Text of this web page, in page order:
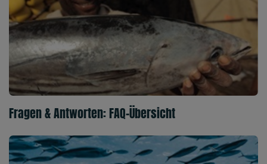
Fragen & Antworten: FAQ-Übersicht